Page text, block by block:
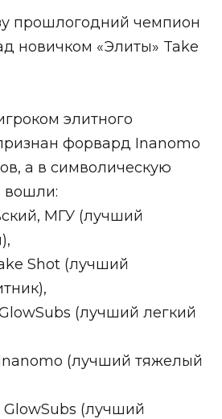
прошлогодний чемпион
новичком «Элиты» Take
элитного
форвард Inanomo
а в символическую
вошли:
МГУ (лучший
Shot (лучший
(лучший легкий
(лучший тяжелый
(лучший